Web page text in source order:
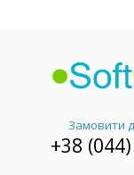
Замовити
+38